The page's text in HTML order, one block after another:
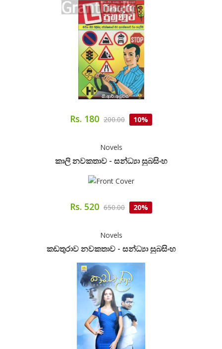
Rs. 180 200.00 10%
Novels
කාලි නවකතාව - සන්ධ්‍යා සුබසිංහ
Rs. 520 650.00 20%
Novels
කඩතුරාව නවකතාව - සන්ධ්‍යා සුබසිංහ